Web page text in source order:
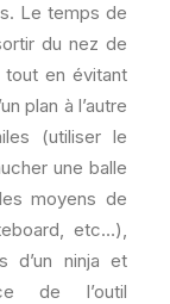
Le temps de
du nez de
en évitant
plan à l’autre
(utiliser le
une balle
moyens de
etc…),
d’un ninja et
de l’outil